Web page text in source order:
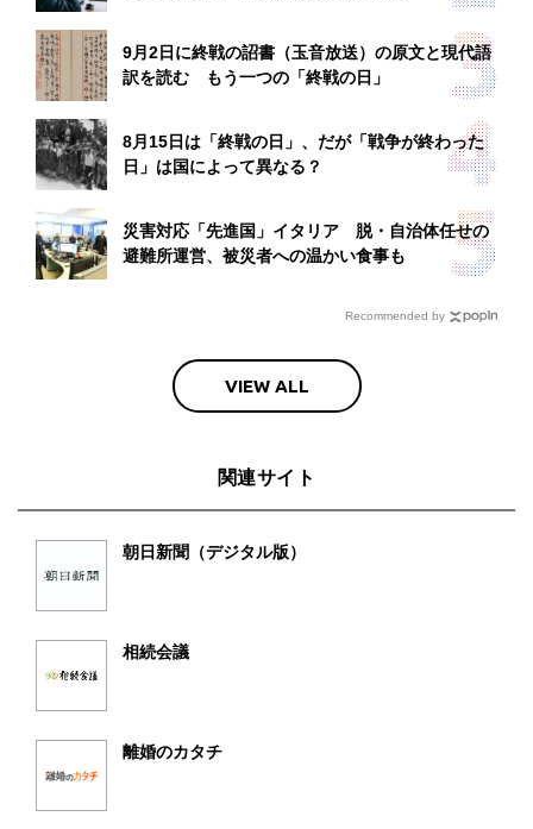
9月2日に終戦の詔書（玉音放送）の原文と現代語
訳を読む もう一つの「終戦の日」
8月15日は「終戦の日」、だが「戦争が終わった
日」は国によって異なる？
災害対応「先進国」イタリア 脱・自治体任せの
避難所運営、被災者への温かい食事も
Recommended by
VIEW ALL
関連サイト
朝日新聞（デジタル版）
相続会議
離婚のカタチ